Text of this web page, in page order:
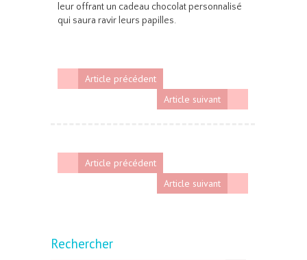
leur offrant un cadeau chocolat personnalisé
qui saura ravir leurs papilles.
Article précédent
Article suivant
Article précédent
Article suivant
Rechercher